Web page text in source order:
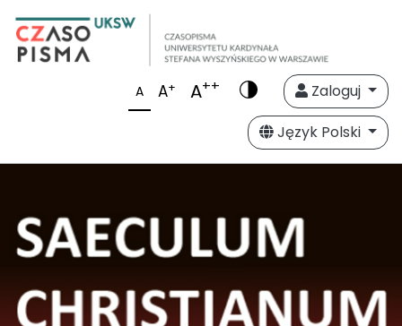
A A+ A++
Zaloguj
Język Polski